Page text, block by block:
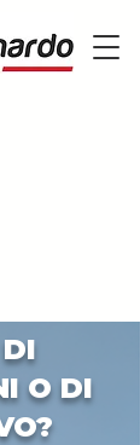
O DI